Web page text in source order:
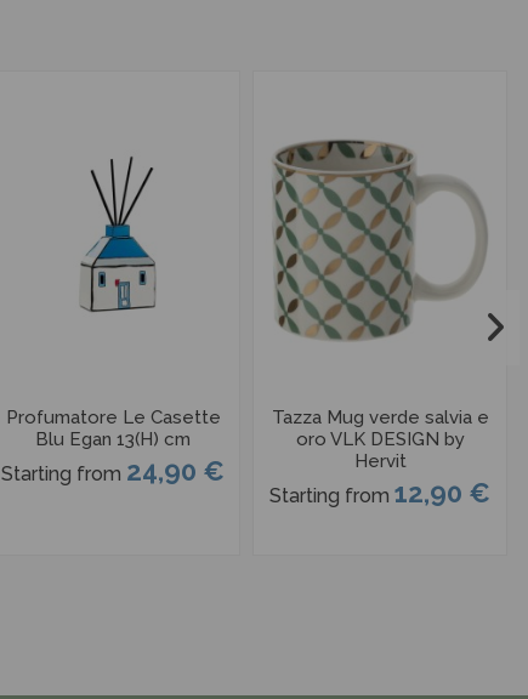
Profumatore Le Casette
Blu Egan 13(H) cm
Starting from 24,90 €
Tazza Mug verde salvia e
oro VLK DESIGN by
Hervit
Starting from 12,90 €